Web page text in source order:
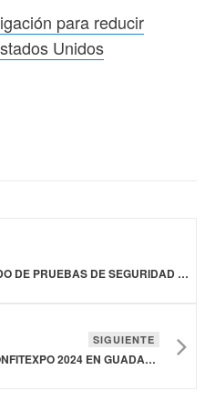
para reducir
Unidos
SE ESPERA QUE MERCADO DE PRUEBAS DE SEGURIDAD ALIMENTARIA CREZCA A 55.53 MIL MDD PARA 2031
SIGUIENTE
30 DE JULIO AL 01 AGOSTO: CONFITEXPO 2024 EN GUADALAJARA, MÉXICO